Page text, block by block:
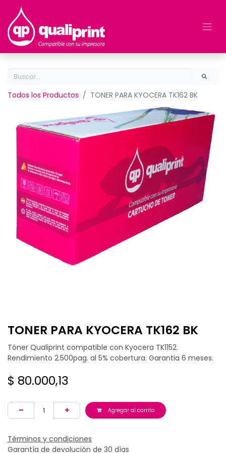
Todos los Productos TONER PARA KYOCERA TK162 BK
TONER PARA KYOCERA TK162 BK
Tóner Qualiprint compatible con Kyocera TK1152.
Rendimiento 2.500pag. al 5% cobertura. Garantia 6 meses.
$ 80.000,13
Agregar al carrito
Términos y condiciones
Garantía de devolución de 30 días